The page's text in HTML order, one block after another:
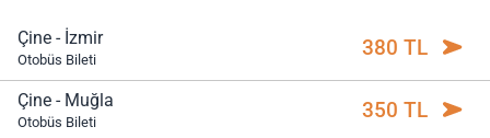
Çine - İzmir
Otobüs Bileti 380 TL
Çine - Muğla
Otobüs Bileti 350 TL